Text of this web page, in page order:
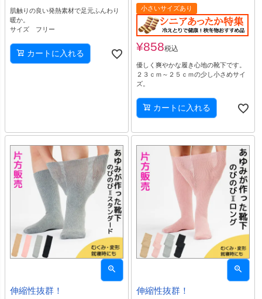
肌触りの良い発熱素材で足元ふんわり
暖か。
サイズ フリー
カートに入れる
小さいサイズあり
¥858税込
優しく爽やかな履き心地の靴下です。
２３ｃｍ～２５ｃｍの少し小さめサイ
ズ。
カートに入れる
伸縮性抜群！ 伸縮性抜群！